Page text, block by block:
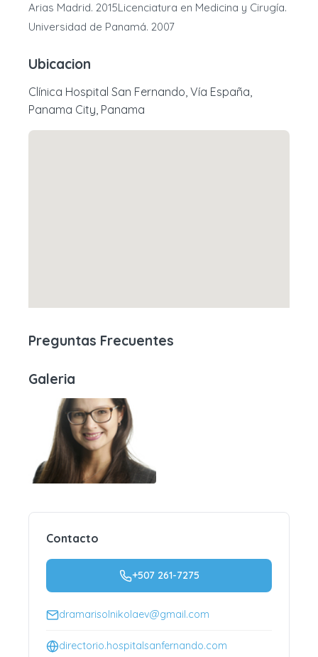
Arias Madrid. 2015Licenciatura en Medicina y Cirugía.
Universidad de Panamá. 2007
Ubicacion
Clínica Hospital San Fernando, Vía España,
Panama City, Panama
Preguntas Frecuentes
Galeria
Contacto
+507 261-7275
dramarisolnikolaev@gmail.com
directorio.hospitalsanfernando.com